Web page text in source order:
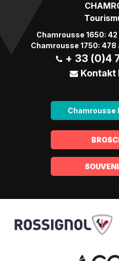
Chamrousse 1650:
Chamrousse 1750: 478
+ 33 (0)4
Kontakt
Chamrousse